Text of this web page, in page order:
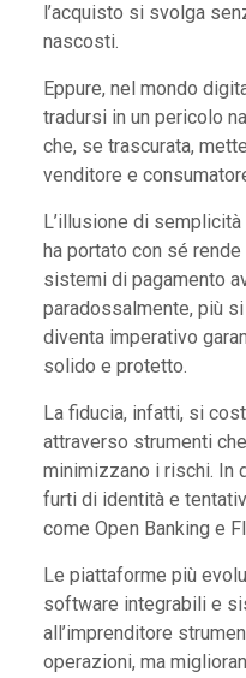
l’acquisto si svolga
nascosti.
Eppure, nel mondo
tradursi in un pericolo
che, se trascurata,
venditore e
L’illusione di
ha portato con sé
sistemi di pagamento
paradossalmente, più
diventa imperativo
solido e protetto.
La fiducia, infatti, si
attraverso strumenti
minimizzano i rischi. In
furti di identità e
come Open Banking e
Le piattaforme più
software integrabili e
all’imprenditore
operazioni, ma